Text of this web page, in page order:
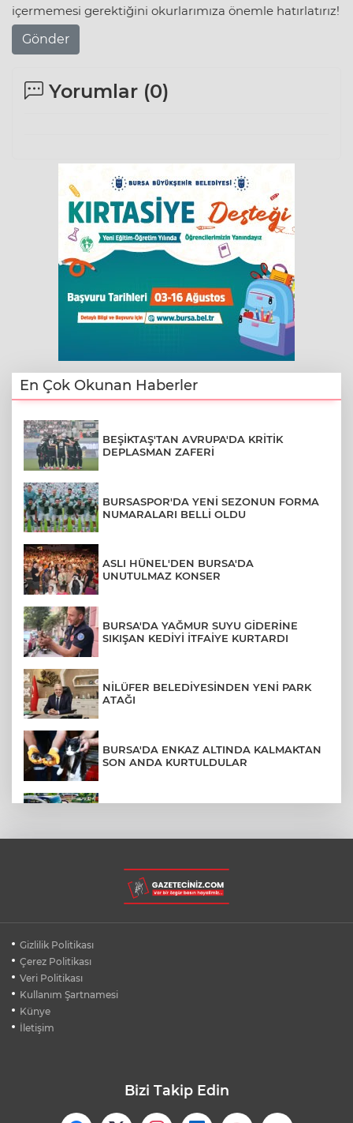
içermemesi gerektiğini okurlarımıza önemle hatırlatırız!
Gönder
Yorumlar (0)
En Çok Okunan Haberler
BEŞİKTAŞ'TAN AVRUPA'DA KRİTİK
DEPLASMAN ZAFERİ
BURSASPOR'DA YENİ SEZONUN FORMA
NUMARALARI BELLİ OLDU
ASLI HÜNEL'DEN BURSA'DA
UNUTULMAZ KONSER
BURSA'DA YAĞMUR SUYU GİDERİNE
SIKIŞAN KEDİYİ İTFAİYE KURTARDI
NİLÜFER BELEDİYESİNDEN YENİ PARK
ATAĞI
BURSA'DA ENKAZ ALTINDA KALMAKTAN
SON ANDA KURTULDULAR
BURSA'DA DEPO YANGINI BİNAYA
SIÇRAMADAN SÖNDÜRÜLDÜ
SİLİVRİ'DE YANGIN: MAHSUR KALANLAR
Gizlilik Politikası
Çerez Politikası
Veri Politikası
Kullanım Şartnamesi
Künye
İletişim
Bizi Takip Edin